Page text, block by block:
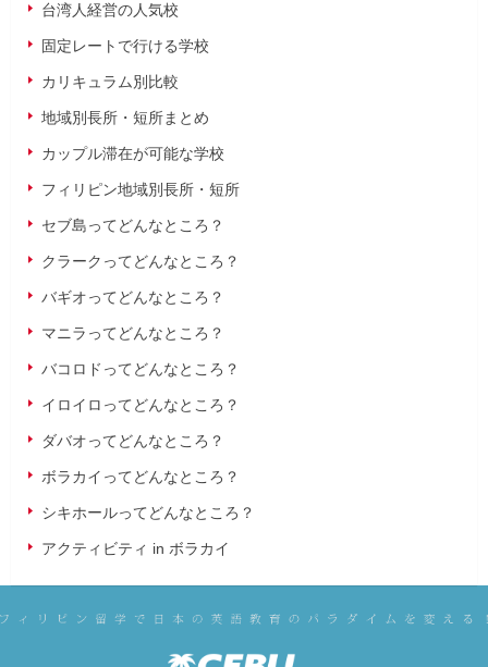
台湾人経営の人気校
固定レートで行ける学校
カリキュラム別比較
地域別長所・短所まとめ
カップル滞在が可能な学校
フィリピン地域別長所・短所
セブ島ってどんなところ？
クラークってどんなところ？
バギオってどんなところ？
マニラってどんなところ？
バコロドってどんなところ？
イロイロってどんなところ？
ダバオってどんなところ？
ボラカイってどんなところ？
シキホールってどんなところ？
アクティビティ in ボラカイ